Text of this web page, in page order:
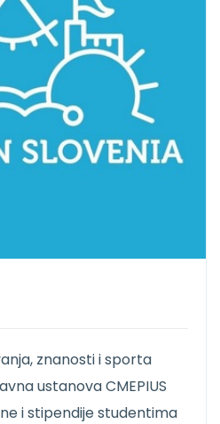
znanosti i sporta
ustanova CMEPIUS
i stipendije studentima